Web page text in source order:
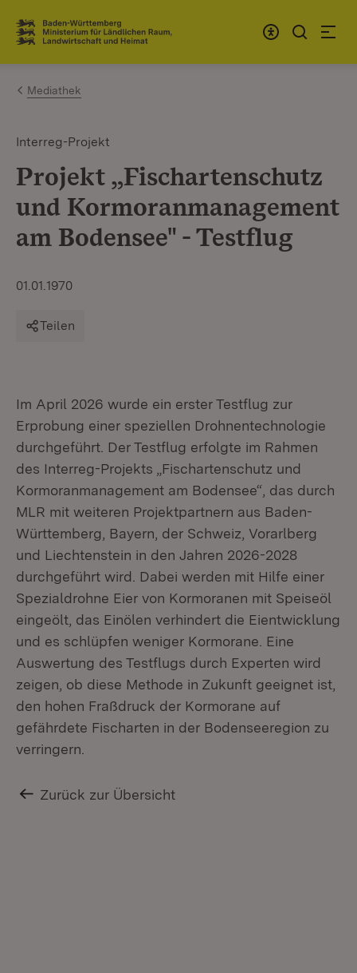
Zum Inhalt springen
Link zur Startseite
Mediathek
Interreg-Projekt
Projekt „Fischartenschutz
und Kormoranmanagement
am Bodensee" - Testflug
01.01.1970
Teilen
Im April 2026 wurde ein erster Testflug zur
Erprobung einer speziellen Drohnentechnologie
durchgeführt. Der Testflug erfolgte im Rahmen
des Interreg-Projekts „Fischartenschutz und
Kormoranmanagement am Bodensee“, das durch
MLR mit weiteren Projektpartnern aus Baden-
Württemberg, Bayern, der Schweiz, Vorarlberg
und Liechtenstein in den Jahren 2026-2028
durchgeführt wird. Dabei werden mit Hilfe einer
Spezialdrohne Eier von Kormoranen mit Speiseöl
eingeölt, das Einölen verhindert die Eientwicklung
und es schlüpfen weniger Kormorane. Eine
Auswertung des Testflugs durch Experten wird
zeigen, ob diese Methode in Zukunft geeignet ist,
den hohen Fraßdruck der Kormorane auf
gefährdete Fischarten in der Bodenseeregion zu
verringern.
Zurück zur Übersicht